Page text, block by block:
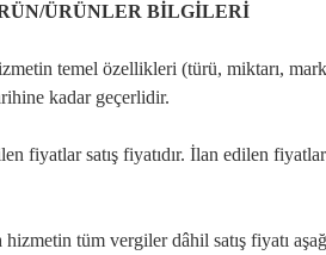
ÜRÜNLER BİLGİLERİ
temel özellikleri (türü, miktarı,
kadar geçerlidir.
fiyatlar satış fiyatıdır. İlan edilen
tüm vergiler dâhil satış fiyatı